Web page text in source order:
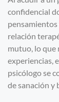
confidencial
relación
mutuo, lo que
experiencias,
psicólogo se
de sanación y